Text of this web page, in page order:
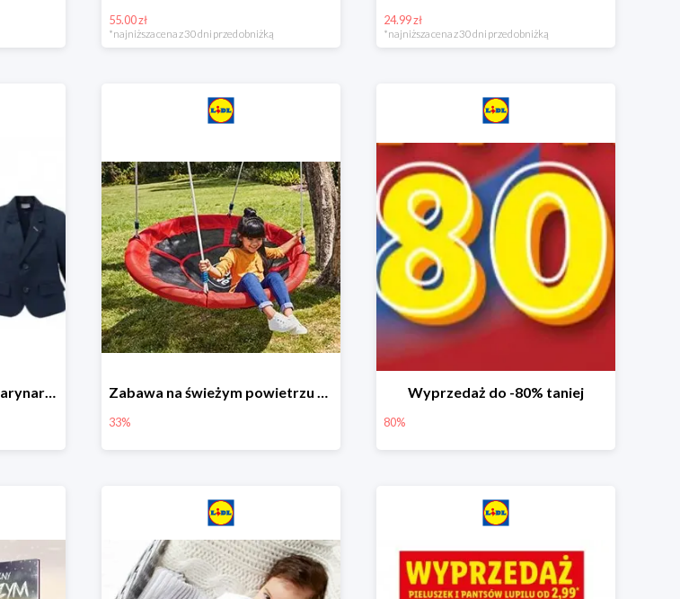
55.00 zł
*najniższa cena z 30 dni przed obniżką
24.99 zł
*najniższa cena z 30 dni przed obniżką
Hit cenowy - LUPILU® Marynarka chłopięca Zabawa na świeżym powietrzu w Lidlu do -33%
33%
Wyprzedaż do -80% taniej
80%